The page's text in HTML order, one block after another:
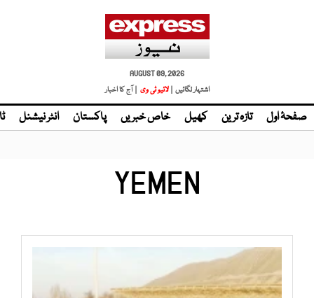
AUGUST 09, 2026
اشتہار لگائیں | لائیو ٹی وی | آج کا اخبار
صفحۂ اول تازہ ترین کھیل خاص خبریں پاکستان انٹر نیشنل
YEMEN